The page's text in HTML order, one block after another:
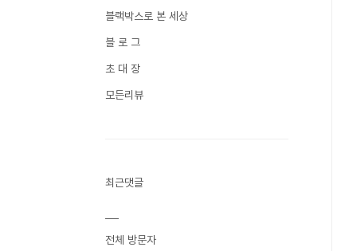
블랙박스로 본 세상
블 로 그
초 대 장
모든리뷰
최근댓글
전체 방문자